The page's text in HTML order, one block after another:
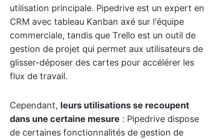
utilisation principale. Pipedrive est un expert en
CRM avec tableau Kanban axé sur l'équipe
commerciale, tandis que Trello est un outil de
gestion de projet qui permet aux utilisateurs de
glisser-déposer des cartes pour accélérer les
flux de travail.
Cependant, leurs utilisations se recoupent
dans une certaine mesure : Pipedrive dispose
de certaines fonctionnalités de gestion de